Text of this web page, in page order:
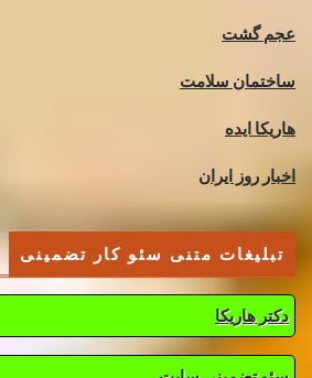
عجم گشت
ساختمان سلامت
هاریکا ایده
اخبار روز ایران
تبلیغات متنی سئو کار تضمینی
دکتر هاریکا